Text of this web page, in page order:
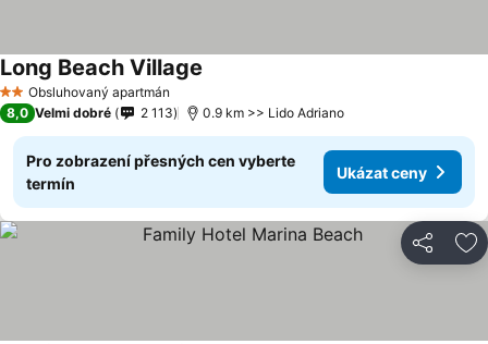
2 Počet hvězdiček
Obsluhovaný apartmán
Long Beach Village
8,0 Velmi dobré 2 113 0.9 km >> Lido Adriano
Pro zobrazení přesných cen vyberte
termín
Ukázat ceny
Sdílet